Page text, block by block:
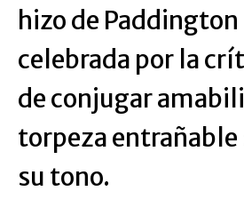
hizo de Paddington
celebrada por la
de conjugar
torpeza entrañable
su tono.